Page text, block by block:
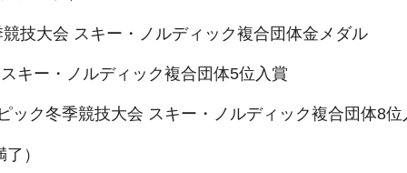
技大会 スキー・ノルディック複合団体金メダル
キー・ノルディック複合団体5位入賞
ク冬季競技大会 スキー・ノルディック複合団体8位
）